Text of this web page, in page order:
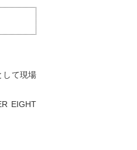
して現場
EIGHT